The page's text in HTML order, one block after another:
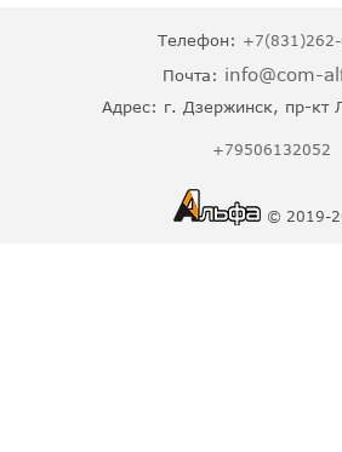
Телефон:
Почта: info@com-
Адрес: г. Дзержинск, пр-кт
+79506132052
© 2019-